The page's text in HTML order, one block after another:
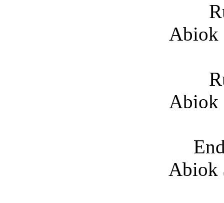
Abiok
Abiok
Abiok